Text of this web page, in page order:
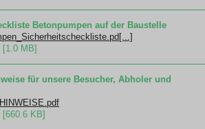
Betonpumpen auf der Baustelle
[1.0 MB]
für unsere Besucher, Abholer und
[660.6 KB]